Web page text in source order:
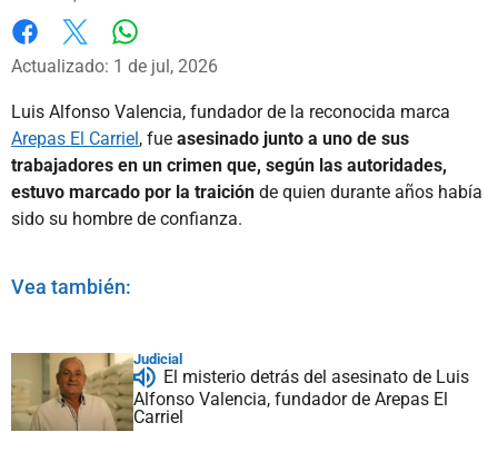
Facebook
X
Actualizado: 1 de jul, 2026
Luis Alfonso Valencia, fundador de la reconocida marca
Arepas El Carriel, fue asesinado junto a uno de sus
trabajadores en un crimen que, según las autoridades,
estuvo marcado por la traición de quien durante años había
sido su hombre de confianza.
Vea también:
Judicial
El misterio detrás del asesinato de Luis
Alfonso Valencia, fundador de Arepas El
Carriel